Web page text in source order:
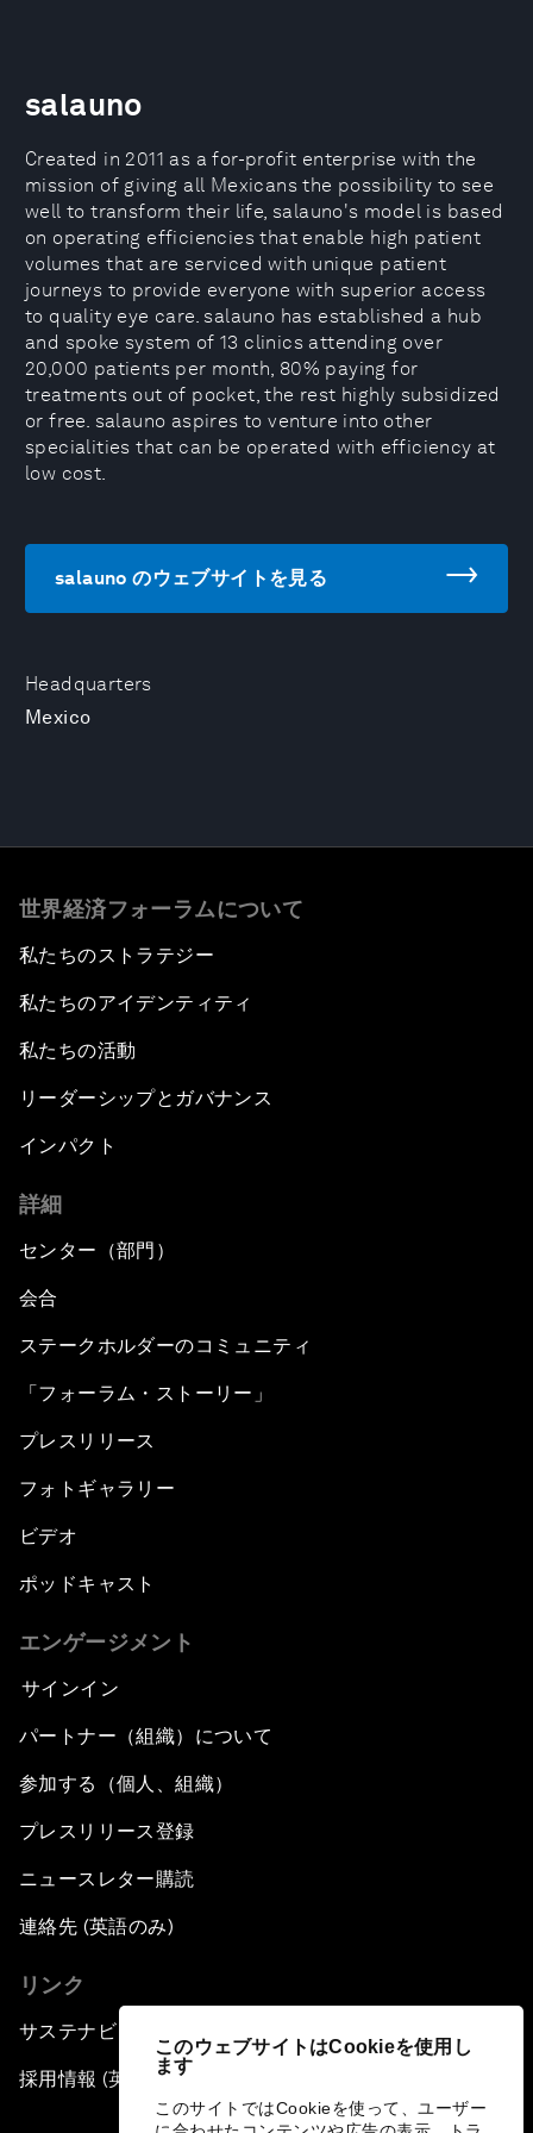
このウェブサイトはCookieを使用し
ます
このサイトではCookieを使って、ユーザー
Headquarters
Mexico
salauno
Created in 2011 as a for-profit enterprise with the
mission of giving all Mexicans the possibility to see
well to transform their life, salauno's model is based
on operating efficiencies that enable high patient
volumes that are serviced with unique patient
journeys to provide everyone with superior access
to quality eye care. salauno has established a hub
and spoke system of 13 clinics attending over
20,000 patients per month, 80% paying for
treatments out of pocket, the rest highly subsidized
or free. salauno aspires to venture into other
specialities that can be operated with efficiency at
low cost.
salauno のウェブサイトを見る
世界経済フォーラムについて
私たちのストラテジー
私たちのアイデンティティ
私たちの活動
リーダーシップとガバナンス
インパクト
詳細
センター（部門）
会合
ステークホルダーのコミュニティ
「フォーラム・ストーリー」
プレスリリース
フォトギャラリー
ビデオ
ポッドキャスト
エンゲージメント
サインイン
パートナー（組織）について
参加する（個人、組織）
プレスリリース登録
ニュースレター購読
連絡先 (英語のみ)
リンク
サステナビリティへの取り組み
採用情報 (英語のみ)